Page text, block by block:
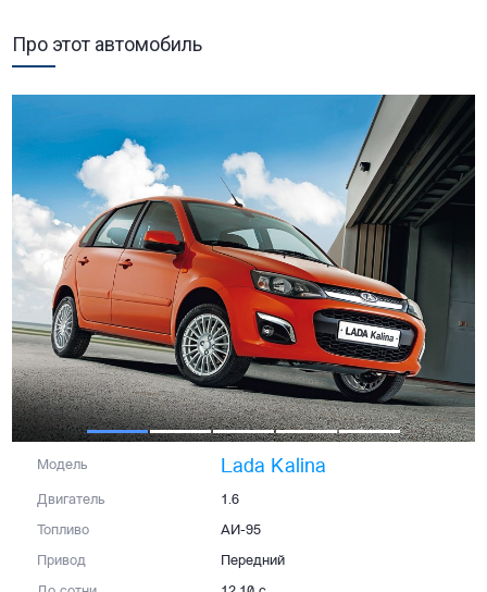
Про этот автомобиль
Модель Lada Kalina
Двигатель 1.6
Топливо АИ-95
Привод Передний